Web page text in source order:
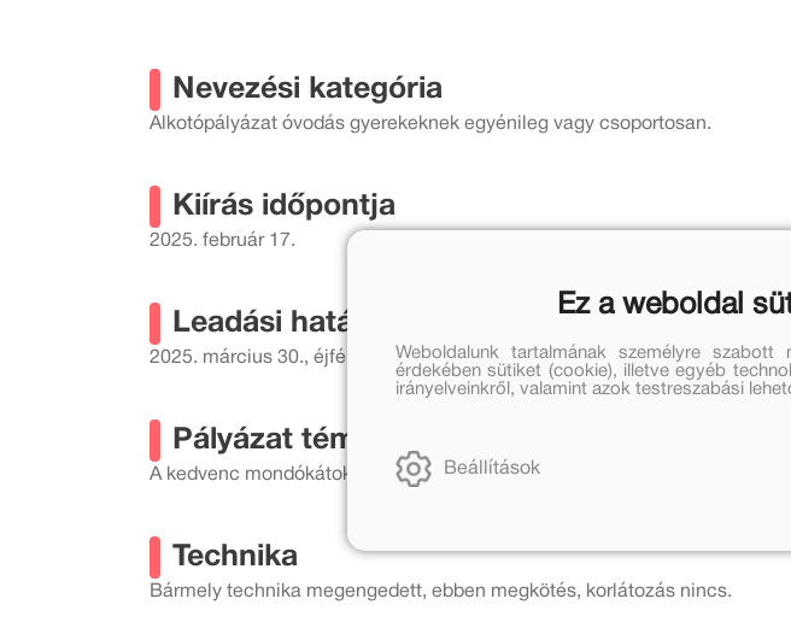
Nevezési kategória
Alkotópályázat óvodás gyerekeknek egyénileg vagy csoportosan.
Kiírás időpontja
2025. február 17.
Leadási határidő
2025. március 30., éjfél
Pályázat témaköre
A kedvenc mondókátok vagy a kedvenc mesétek Kerekítő manóval.
Technika
Bármely technika megengedett, ebben megkötés, korlátozás nincs.
Ez a weboldal
Weboldalunk tartalmának személyre
érdekében sütiket (cookie), illetve egyéb
irányelveinkről, valamint azok testreszabási
Beállítások